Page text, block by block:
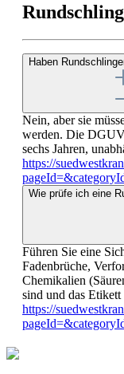
Haben
Nein, aber sie
werden. Die
sechs Jahren,
https://
Wie prüfe ich eine
Führen Sie eine
Fadenbrüche,
Chemikalien
sind und das Etikett
https://